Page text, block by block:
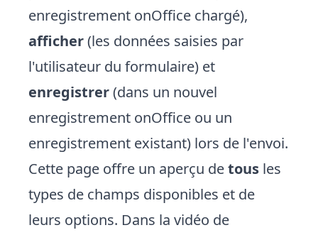
enregistrement onOffice chargé),
afficher(les données saisies par
l'utilisateur du formulaire) et
enregistrer(dans un nouvel
enregistrement onOffice ou un
enregistrement existant) lors de l'envoi.
Cette page offre un aperçu detous les
types de champs disponibles et de
leurs options. Dans la vidéo de